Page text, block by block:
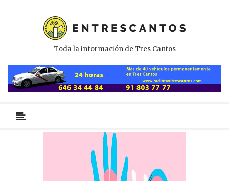
Toda la información de Tres Cantos
primario